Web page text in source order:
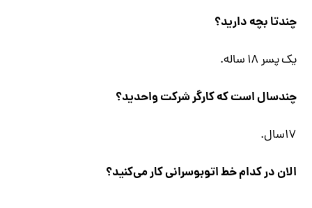
چندتا بچه دارید؟
یک پسر ۱۸ ساله.
چندسال است که کارگر شرکت واحدید؟
۱۷سال.
الان در کدام خط اتوبوسرانی کار می‌کنید؟